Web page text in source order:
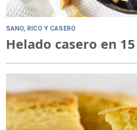
SANO, RICO Y CASERO
Helado casero en